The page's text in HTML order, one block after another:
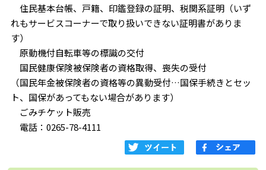
住民基本台帳、戸籍、印鑑登録の証明、税関系証明（いず
れもサービスコーナーで取り扱いできない証明書がありま
す）
原動機付自転車等の標識の交付
国民健康保険被保険者の資格取得、喪失の受付
（国民年金被保険者の資格等の異動受付…国保手続きとセッ
ト、国保があってもない場合があります）
ごみチケット販売
電話：0265-78-4111